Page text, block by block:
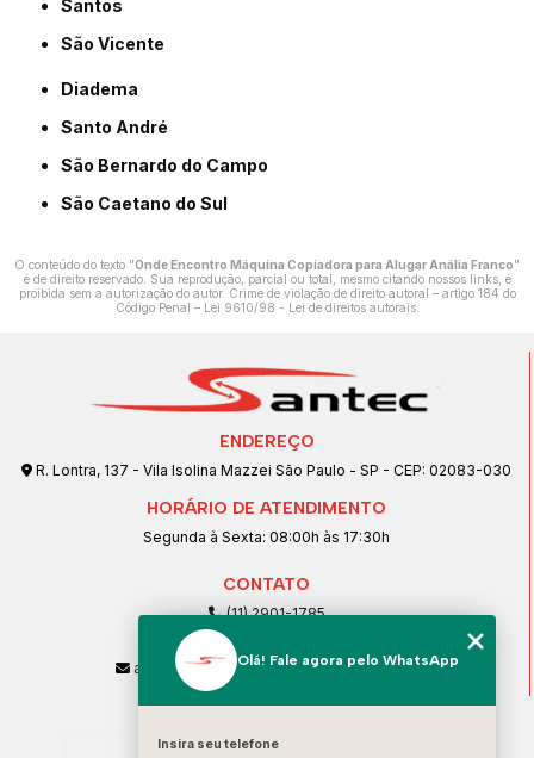
Santos
São Vicente
Diadema
Santo André
São Bernardo do Campo
São Caetano do Sul
O conteúdo do texto "Onde Encontro Máquina Copiadora para Alugar Anália Franco"
é de direito reservado. Sua reprodução, parcial ou total, mesmo citando nossos links, é
proibida sem a autorização do autor. Crime de violação de direito autoral – artigo 184 do
Código Penal – Lei 9610/98 - Lei de direitos autorais.
ENDEREÇO
R. Lontra, 137 - Vila Isolina Mazzei São Paulo - SP - CEP: 02083-030
HORÁRIO DE ATENDIMENTO
Segunda à Sexta: 08:00h às 17:30h
CONTATO
(11) 2901-1785
(11) 99239-1832
atendimento@santeccopiadoras.com.br
Home
Olá! Fale agora pelo WhatsApp
Insira seu telefone